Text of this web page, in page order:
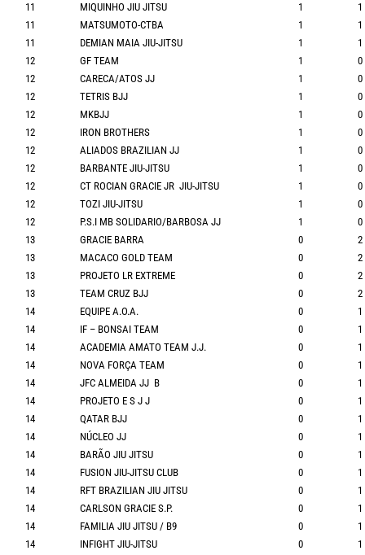
11
MIQUINHO JIU JITSU 1
1
11
MATSUMOTO-CTBA 1
1
11
DEMIAN MAIA JIU-JITSU 1
1
12
GF TEAM 1
0
12
CARECA/ATOS JJ 1
0
12
TETRIS BJJ 1
0
12
MKBJJ 1
0
12
IRON BROTHERS 1
0
12
ALIADOS BRAZILIAN JJ 1
0
12
BARBANTE JIU-JITSU 1
0
12
CT ROCIAN GRACIE JR JIU-JITSU 1
0
12
TOZI JIU-JITSU 1
0
12
P.S.I MB SOLIDARIO/BARBOSA JJ 1
0
13
GRACIE BARRA 0
2
13
MACACO GOLD TEAM 0
2
13
PROJETO LR EXTREME 0
2
13
TEAM CRUZ BJJ 0
2
14
EQUIPE A.O.A. 0
1
14
IF – BONSAI TEAM 0
1
14
ACADEMIA AMATO TEAM J.J. 0
1
14
NOVA FORÇA TEAM 0
1
14
JFC ALMEIDA JJ B 0
1
14
PROJETO E S J J 0
1
14
QATAR BJJ 0
1
14
NÚCLEO JJ 0
1
14
BARÃO JIU JITSU 0
1
14
FUSION JIU-JITSU CLUB 0
1
14
RFT BRAZILIAN JIU JITSU 0
1
14
CARLSON GRACIE S.P. 0
1
14
FAMILIA JIU JITSU / B9 0
1
14
INFIGHT JIU-JITSU 0
1